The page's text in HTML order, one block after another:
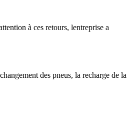
à ces retours, lentreprise a
des pneus, la recharge de la